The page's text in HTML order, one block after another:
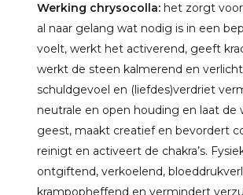
Werking chrysocolla: het zorgt
al naar gelang wat nodig is in een
voelt, werkt het activerend, geeft
werkt de steen kalmerend en
schuldgevoel en (liefdes)verdriet
neutrale en open houding en laat
geest, maakt creatief en bevordert
reinigt en activeert de chakra’s.
ontgiftend, verkoelend,
krampopheffend en vermindert